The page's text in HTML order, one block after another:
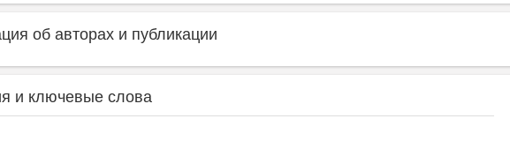
об авторах и публикации
и ключевые слова